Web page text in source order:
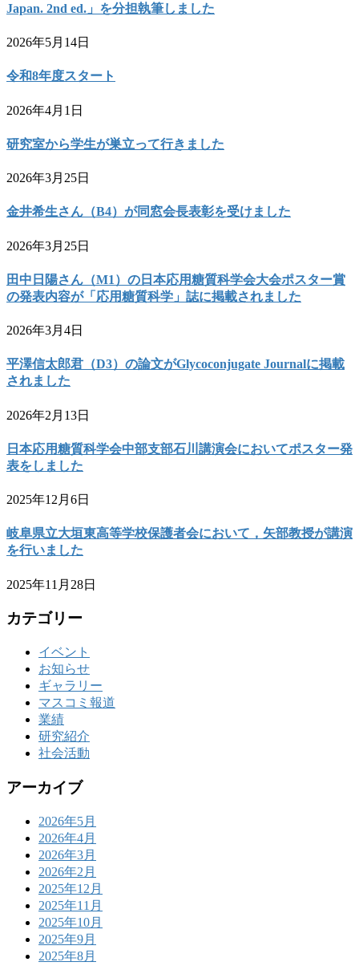
Japan. 2nd ed.」を分担執筆しました
2026年5月14日
令和8年度スタート
2026年4月1日
研究室から学生が巣立って行きました
2026年3月25日
金井希生さん（B4）が同窓会長表彰を受けました
2026年3月25日
田中日陽さん（M1）の日本応用糖質科学会大会ポスター賞
の発表内容が「応用糖質科学」誌に掲載されました
2026年3月4日
平澤信太郎君（D3）の論文がGlycoconjugate Journalに掲載
されました
2026年2月13日
日本応用糖質科学会中部支部石川講演会においてポスター発
表をしました
2025年12月6日
岐阜県立大垣東高等学校保護者会において，矢部教授が講演
を行いました
2025年11月28日
カテゴリー
イベント
お知らせ
ギャラリー
マスコミ報道
業績
研究紹介
社会活動
アーカイブ
2026年5月
2026年4月
2026年3月
2026年2月
2025年12月
2025年11月
2025年10月
2025年9月
2025年8月